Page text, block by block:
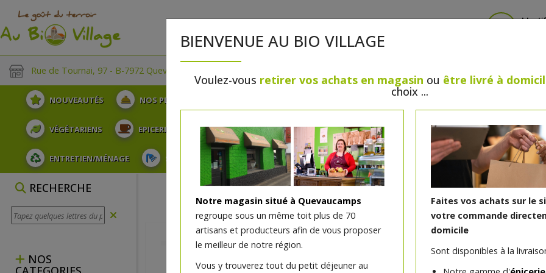
Rue de Tournai, 97 - B-7972 Quevaucamps
NOUVEAUTÉS NOS PLATEAUX
VÉGÉTARIENS EPICERIE PLATS TRAITEUR BOULANGERIE / PÂTISSERIE SANS GLUTEN, SANS
ENTRETIEN/MÉNAGE SOINS ET HYGIÈNE DU CORPS BEAUTÉ HUILES ESSENTIELLES MAISON
RECHERCHE
NOS
BIENVENUE AU BIO VILLAGE
Voulez-vous retirer vos achats en magasin ou être livré à
choix ...
Notre magasin situé à Quevaucamps
regroupe sous un même toit plus de 70
artisans et producteurs afin de vous proposer
le meilleur de notre région.
Vous y trouverez tout du petit déjeuner au
Faites vos achats sur le
votre commande
domicile
Sont disponibles à la
BB crème claire bio 30ml
Mi soin mi make-up, la BB Cream